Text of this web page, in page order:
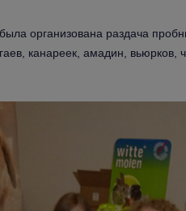
была организована раздача
канареек, амадин, вьюрков,